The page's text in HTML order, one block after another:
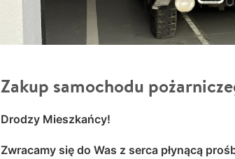
Zakup samochodu
Drodzy Mieszkańcy!
Zwracamy się do Was z serca płynącą